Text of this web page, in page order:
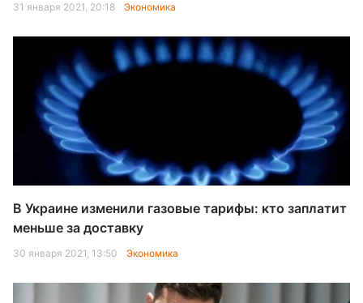
31 января 2021, 20:18 Экономика
В Украине изменили газовые тарифы: кто заплатит
меньше за доставку
30 января 2021, 13:50 Экономика